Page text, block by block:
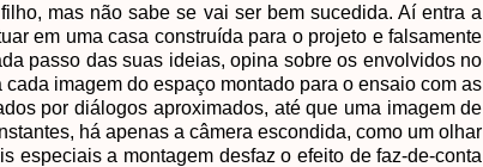
mas não sabe se vai ser bem sucedida. Aí entra a
em uma casa construída para o projeto e falsamente
passo das suas ideias, opina sobre os envolvidos no
imagem do espaço montado para o ensaio com as
por diálogos aproximados, até que uma imagem de
há apenas a câmera escondida, como um olhar
especiais a montagem desfaz o efeito de faz-de-conta